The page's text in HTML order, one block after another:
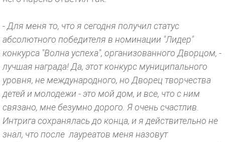
- Для меня то, что я сегодня получил статус
абсолютного победителя в номинации "Лидер"
конкурса "Волна успеха", организованного Дворцом, -
лучшая награда! Да, этот конкурс муниципального
уровня, не международного, но Дворец творчества
детей и молодежи - это мой дом, и все, что с ним
связано, мне безумно дорого. Я очень счастлив.
Интрига сохранялась до конца, и я действительно не
знал, что после лауреатов меня назовут